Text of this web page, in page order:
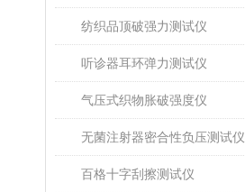
纺织品顶破强力测试仪
听诊器耳环弹力测试仪
气压式织物胀破强度仪
无菌注射器密合性负压测试仪
百格十字刮擦测试仪